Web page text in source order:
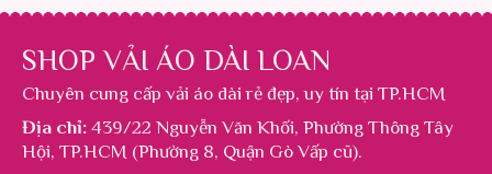
SHOP VẢI ÁO DÀI LOAN
Chuyên cung cấp vải áo dài rẻ đẹp, uy tín tại TP.HCM
Địa chỉ: 439/22 Nguyễn Văn Khối, Phường Thông Tây
Hội, TP.HCM (Phường 8, Quận Gò Vấp cũ).